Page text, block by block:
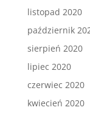
listopad 2020
październik
sierpień 2020
lipiec 2020
czerwiec 2020
kwiecień 2020